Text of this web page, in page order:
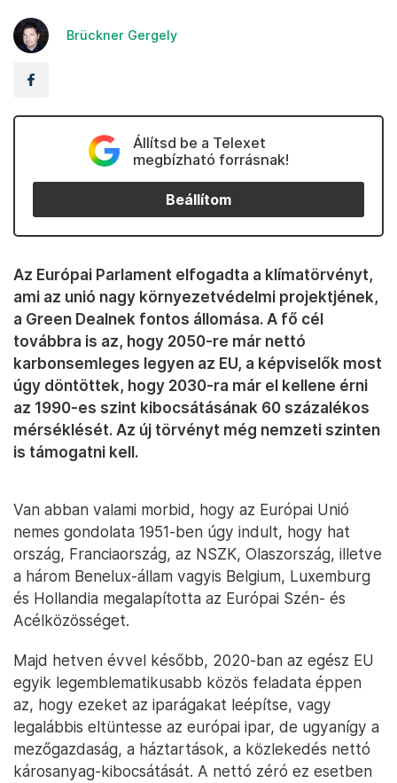
Brückner Gergely
Állítsd be a Telexet
megbízható forrásnak!
Beállítom
Az Európai Parlament elfogadta a klímatörvényt,
ami az unió nagy környezetvédelmi projektjének,
a Green Dealnek fontos állomása. A fő cél
továbbra is az, hogy 2050-re már nettó
karbonsemleges legyen az EU, a képviselők most
úgy döntöttek, hogy 2030-ra már el kellene érni
az 1990-es szint kibocsátásának 60 százalékos
mérséklését. Az új törvényt még nemzeti szinten
is támogatni kell.
Van abban valami morbid, hogy az Európai Unió
nemes gondolata 1951-ben úgy indult, hogy hat
ország, Franciaország, az NSZK, Olaszország, illetve
a három Benelux-állam vagyis Belgium, Luxemburg
és Hollandia megalapította az Európai Szén- és
Acélközösséget.
Majd hetven évvel később, 2020-ban az egész EU
egyik legemblematikusabb közös feladata éppen
az, hogy ezeket az iparágakat leépítse, vagy
legalábbis eltüntesse az európai ipar, de ugyanígy a
mezőgazdaság, a háztartások, a közlekedés nettó
károsanyag-kibocsátását. A nettó zéró ez esetben